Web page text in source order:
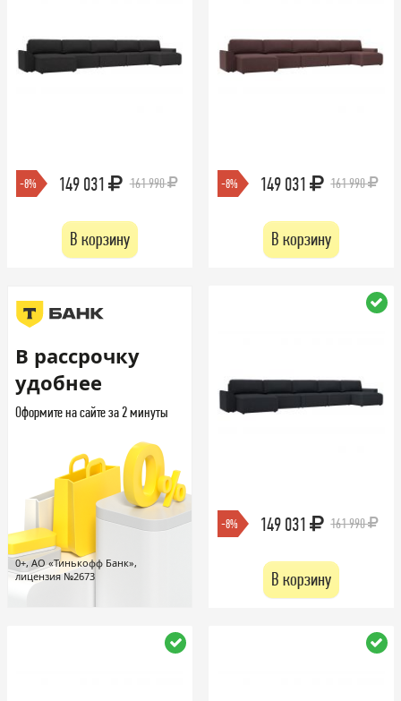
-8% 149 031 161 990
В корзину
-8% 149 031 161 990
В корзину
В рассрочку
удобнее
Оформите на сайте за 2 минуты
0+, АО «Тинькофф Банк»,
лицензия №2673
-8% 149 031 161 990
В корзину